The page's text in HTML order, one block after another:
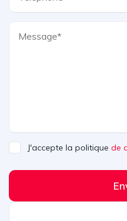
J'accepte la politique de